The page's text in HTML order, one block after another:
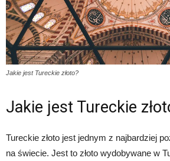
Jakie jest Tureckie złoto?
Jakie jest Tureckie
Tureckie złoto jest jednym z najbardziej
na świecie. Jest to złoto wydobywane w